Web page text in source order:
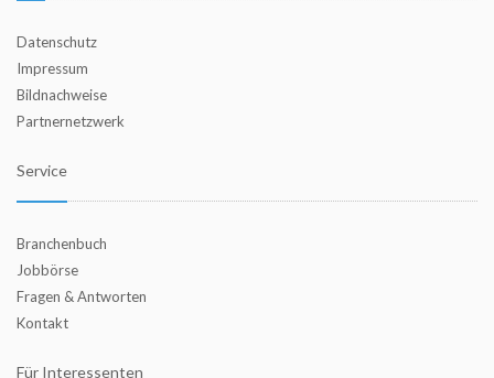
Datenschutz
Impressum
Bildnachweise
Partnernetzwerk
Service
Branchenbuch
Jobbörse
Fragen & Antworten
Kontakt
Für Interessenten